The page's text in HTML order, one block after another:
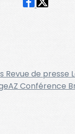
Revue de presse
Conférence